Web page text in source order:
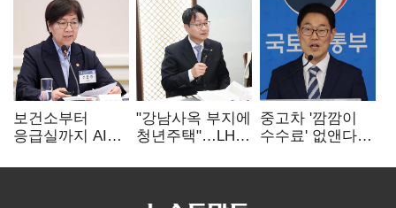
보건소부터
응급실까지 AI
혁신 본격화
"강남사옥 부지에
청년주택"…LH도
중고차 '깜깜이
수수료' 없앤다…
생기면 환불